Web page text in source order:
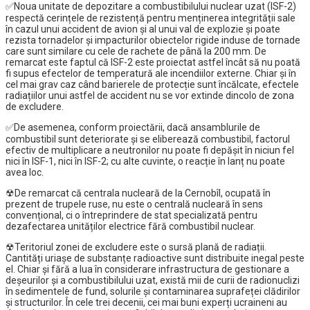
✅Noua unitate de depozitare a combustibilului nuclear uzat (ISF-2)
respectă cerințele de rezistență pentru menținerea integrității sale
în cazul unui accident de avion și al unui val de explozie și poate
rezista tornadelor și impacturilor obiectelor rigide induse de tornade
care sunt similare cu cele de rachete de până la 200 mm. De
remarcat este faptul că ISF-2 este proiectat astfel încât să nu poată
fi supus efectelor de temperatură ale incendiilor externe. Chiar și în
cel mai grav caz când barierele de protecție sunt încălcate, efectele
radiațiilor unui astfel de accident nu se vor extinde dincolo de zona
de excludere.
✅De asemenea, conform proiectării, dacă ansamblurile de
combustibil sunt deteriorate și se eliberează combustibil, factorul
efectiv de multiplicare a neutronilor nu poate fi depășit în niciun fel
nici în ISF-1, nici în ISF-2; cu alte cuvinte, o reacție în lanț nu poate
avea loc.
☢De remarcat că centrala nucleară de la Cernobîl, ocupată în
prezent de trupele ruse, nu este o centrală nucleară în sens
convențional, ci o întreprindere de stat specializată pentru
dezafectarea unităților electrice fără combustibil nuclear.
☢Teritoriul zonei de excludere este o sursă plană de radiații.
Cantități uriașe de substanțe radioactive sunt distribuite inegal peste
el. Chiar și fără a lua în considerare infrastructura de gestionare a
deșeurilor și a combustibilului uzat, există mii de curii de radionuclizi
în sedimentele de fund, solurile și contaminarea suprafeței clădirilor
și structurilor. În cele trei decenii, cei mai buni experți ucraineni au